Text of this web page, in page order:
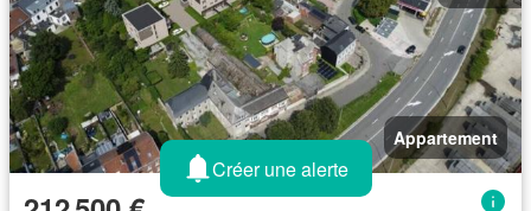
Appartement
Créer une alerte